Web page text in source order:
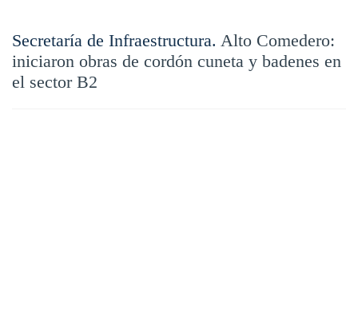
Secretaría de Infraestructura. Alto Comedero:
iniciaron obras de cordón cuneta y badenes en
el sector B2